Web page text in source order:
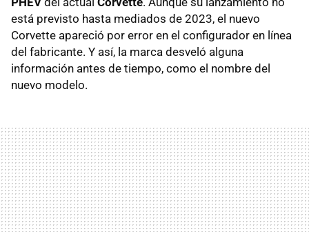
está previsto hasta mediados de 2023, el nuevo
Corvette apareció por error en el configurador en línea
del fabricante. Y así, la marca desveló alguna
información antes de tiempo, como el nombre del
nuevo modelo.